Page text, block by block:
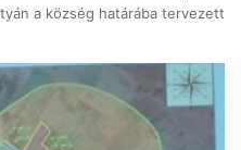
a község határába tervezett